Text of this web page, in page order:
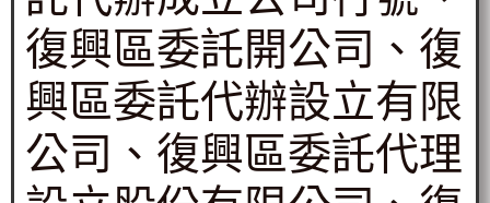
復興區委託開公司、復
興區委託代辦設立有限
公司、復興區委託代理